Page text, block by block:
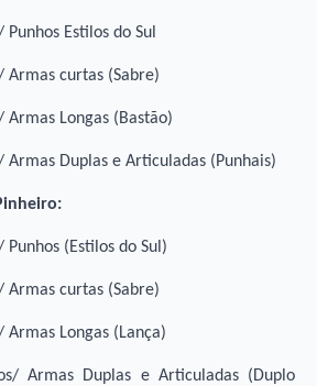
Estilos do Sul
Armas curtas (Sabre)
Armas Longas (Bastão)
Armas Duplas e Articuladas (Punhais)
Punhos (Estilos do Sul)
Armas curtas (Sabre)
Armas Longas (Lança)
Armas Duplas e Articuladas (Duplo